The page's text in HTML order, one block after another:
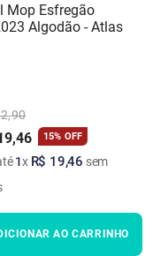
Mop Esfregão
Algodão - Atlas
,90
,46 15% OFF
1x R$ 19,46 sem
AO CARRINHO